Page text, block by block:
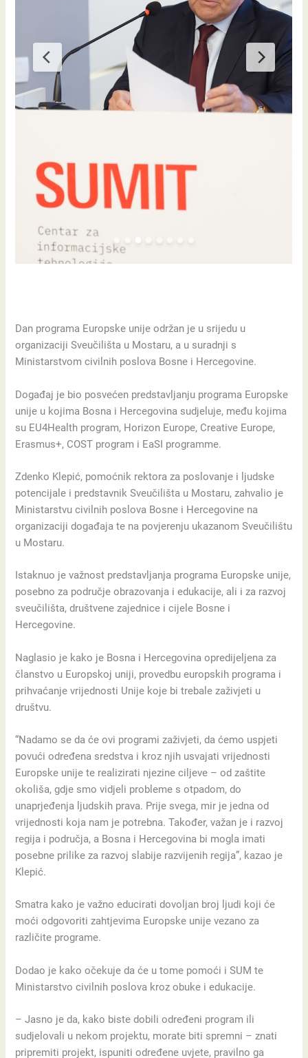
Dan programa Europske unije održan je u srijedu u
organizaciji Sveučilišta u Mostaru, a u suradnji s
Ministarstvom civilnih poslova Bosne i Hercegovine.
Događaj je bio posvećen predstavljanju programa Europske
unije u kojima Bosna i Hercegovina sudjeluje, među kojima
su EU4Health program, Horizon Europe, Creative Europe,
Erasmus+, COST program i EaSI programme.
Zdenko Klepić, pomoćnik rektora za poslovanje i ljudske
potencijale i predstavnik Sveučilišta u Mostaru, zahvalio je
Ministarstvu civilnih poslova Bosne i Hercegovine na
organizaciji događaja te na povjerenju ukazanom Sveučilištu
u Mostaru.
Istaknuo je važnost predstavljanja programa Europske unije,
posebno za područje obrazovanja i edukacije, ali i za razvoj
sveučilišta, društvene zajednice i cijele Bosne i
Hercegovine.
Naglasio je kako je Bosna i Hercegovina opredijeljena za
članstvo u Europskoj uniji, provedbu europskih programa i
prihvaćanje vrijednosti Unije koje bi trebale zaživjeti u
društvu.
“Nadamo se da će ovi programi zaživjeti, da ćemo uspjeti
povući određena sredstva i kroz njih usvajati vrijednosti
Europske unije te realizirati njezine ciljeve – od zaštite
okoliša, gdje smo vidjeli probleme s otpadom, do
unaprjeđenja ljudskih prava. Prije svega, mir je jedna od
vrijednosti koja nam je potrebna. Također, važan je i razvoj
regija i područja, a Bosna i Hercegovina bi mogla imati
posebne prilike za razvoj slabije razvijenih regija”, kazao je
Klepić.
Smatra kako je važno educirati dovoljan broj ljudi koji će
moći odgovoriti zahtjevima Europske unije vezano za
različite programe.
Dodao je kako očekuje da će u tome pomoći i SUM te
Ministarstvo civilnih poslova kroz obuke i edukacije.
– Jasno je da, kako biste dobili određeni program ili
sudjelovali u nekom projektu, morate biti spremni – znati
pripremiti projekt, ispuniti određene uvjete, pravilno ga